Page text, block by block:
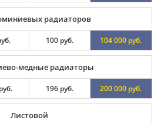
радиаторов
100 руб. 104 000 руб.
медные радиаторы
196 руб. 200 000 руб.
Листовой